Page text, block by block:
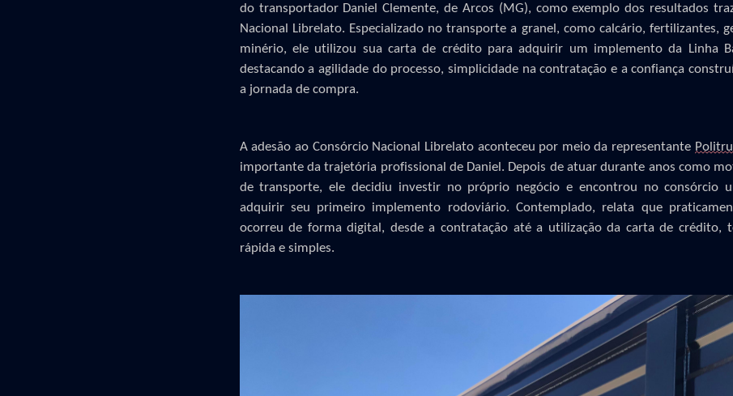
do transportador Daniel Clemente, de Arcos (MG), como exemplo dos resultados
Nacional Librelato. Especializado no transportea granel , como calcário, fertilizantes,
minério, ele utilizou sua carta de crédito para adquirir um implemento da Linha
destacando a agilidade do processo, simplicidade na contratação e a confiança
a jornada de compra.
A adesão ao Consórcio Nacional Librelato aconteceu por meio da representante
importante da trajetória profissional de Daniel. Depois de atuar durante anos como
de transporte, ele decidiu investir no próprio negócio e encontrou no consórcio
adquirir seu primeiro implemento rodoviário. Contemplado, relata que
ocorreu de forma digital, desde a contratação até a utilização da carta de crédito,
rápida e simples.